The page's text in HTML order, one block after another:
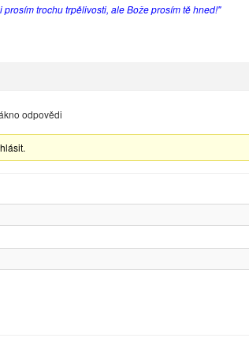
prosím trochu trpělivosti, ale Bože prosím tě hned!"
odpovědi